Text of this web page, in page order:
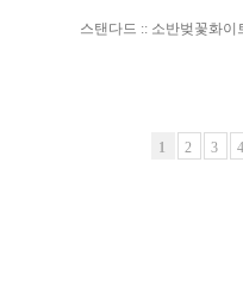
스탠다드 :: 소반벚꽃화이
1 2 3